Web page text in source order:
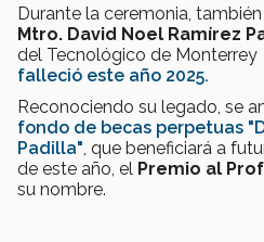
Durante la ceremonia,
Mtro. David Noel Ramírez
del Tecnológico de
falleció este año 2025.
Reconociendo su legado, se
fondo de becas perpetuas
Padilla", que beneficiará a
de este año, el Premio al
su nombre.